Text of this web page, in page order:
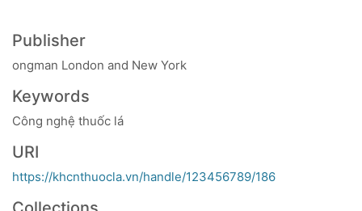
Publisher
ongman London and New York
Keywords
Công nghệ thuốc lá
URI
https://khcnthuocla.vn/handle/123456789/186